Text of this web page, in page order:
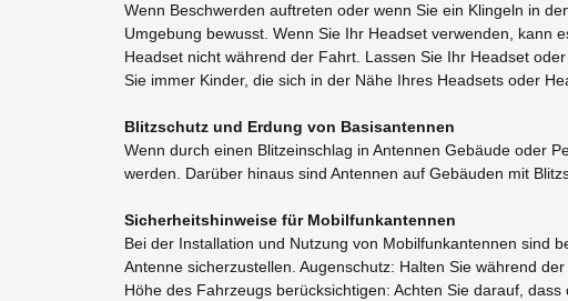
Wenn Beschwerden auftreten oder wenn Sie ein Klingeln in
Umgebung bewusst. Wenn Sie Ihr Headset verwenden, kann
Headset nicht während der Fahrt. Lassen Sie Ihr Headset
Sie immer Kinder, die sich in der Nähe Ihres Headsets oder
Blitzschutz und Erdung von Basisantennen
Wenn durch einen Blitzeinschlag in Antennen Gebäude oder
werden. Darüber hinaus sind Antennen auf Gebäuden mit
Sicherheitshinweise für Mobilfunkantennen
Bei der Installation und Nutzung von Mobilfunkantennen sind
Antenne sicherzustellen. Augenschutz: Halten Sie während
Höhe des Fahrzeugs berücksichtigen: Achten Sie darauf,